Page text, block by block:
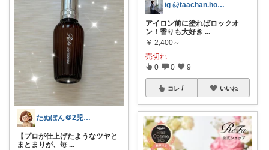
たぬぽん＠2児のワーママ
【プロが仕上げたようなツヤと
まとまりが、毎 ...
ig @taachan.home
アイロン前に塗ればロックオ
ン！香りも大好き ...
￥ 2,400～
売切れ
0 0 9
コレ いいね